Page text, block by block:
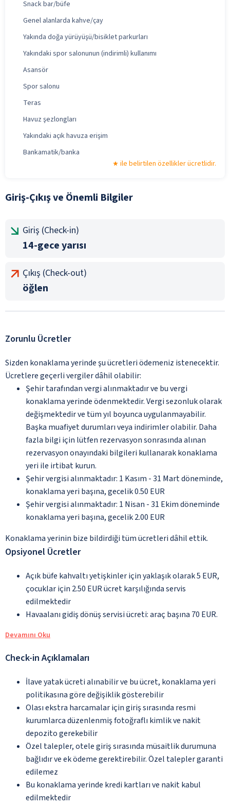
Snack bar/büfe
Genel alanlarda kahve/çay
Yakında doğa yürüyüşü/bisiklet parkurları
Yakındaki spor salonunun (indirimli) kullanımı
Asansör
Spor salonu
Teras
Havuz şezlongları
Yakındaki açık havuza erişim
Bankamatik/banka
ile belirtilen özellikler ücretlidir.
Giriş-Çıkış ve Önemli Bilgiler
Giriş (Check-in)
14-gece yarısı
Çıkış (Check-out)
öğlen
Zorunlu Ücretler
Sizden konaklama yerinde şu ücretleri ödemeniz istenecektir.
Ücretlere geçerli vergiler dâhil olabilir:
Şehir tarafından vergi alınmaktadır ve bu vergi
konaklama yerinde ödenmektedir. Vergi sezonluk olarak
değişmektedir ve tüm yıl boyunca uygulanmayabilir.
Başka muafiyet durumları veya indirimler olabilir. Daha
fazla bilgi için lütfen rezervasyon sonrasında alınan
rezervasyon onayındaki bilgileri kullanarak konaklama
yeri ile irtibat kurun.
Şehir vergisi alınmaktadır: 1 Kasım - 31 Mart döneminde,
konaklama yeri başına, gecelik 0.50 EUR
Şehir vergisi alınmaktadır: 1 Nisan - 31 Ekim döneminde
konaklama yeri başına, gecelik 2.00 EUR
Konaklama yerinin bize bildirdiği tüm ücretleri dâhil ettik.
Opsiyonel Ücretler
Açık büfe kahvaltı yetişkinler için yaklaşık olarak 5 EUR,
çocuklar için 2.50 EUR ücret karşılığında servis
edilmektedir
Havaalanı gidiş dönüş servisi ücreti: araç başına 70 EUR.
Devamını Oku
Check-in Açıklamaları
İlave yatak ücreti alınabilir ve bu ücret, konaklama yeri
politikasına göre değişiklik gösterebilir
Olası ekstra harcamalar için giriş sırasında resmi
kurumlarca düzenlenmiş fotoğraflı kimlik ve nakit
depozito gerekebilir
Özel talepler, otele giriş sırasında müsaitlik durumuna
bağlıdır ve ek ödeme gerektirebilir. Özel talepler garanti
edilemez
Bu konaklama yerinde kredi kartları ve nakit kabul
edilmektedir